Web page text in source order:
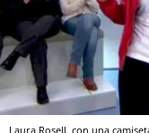
Laura Rosell, con una